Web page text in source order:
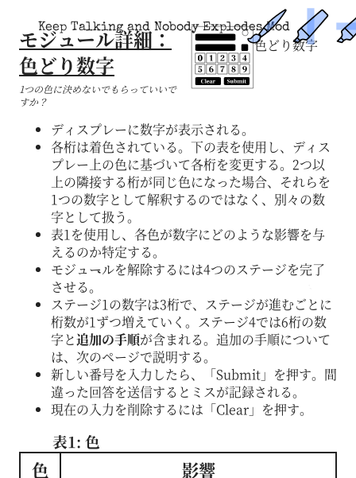
Keep Talking and Nobody Explodes Mod
色どり数字
モジュール詳細：
色どり数字
1つの色に決めないでもらっていいで
すか？
ディスプレーに数字が表示される。
各桁は着色されている。下の表を使用し、ディス
プレー上の色に基づいて各桁を変更する。2つ以
上の隣接する桁が同じ色になった場合、それらを
1つの数字として解釈するのではなく、別々の数
字として扱う。
表1を使用し、各色が数字にどのような影響を与
えるのか特定する。
モジュールを解除するには4つのステージを完了
させる。
ステージ1の数字は3桁で、ステージが進むごとに
桁数が1ずつ増えていく。ステージ4では6桁の数
字と追加の手順が含まれる。追加の手順について
は、次のページで説明する。
新しい番号を入力したら、「Submit」を押す。間
違った回答を送信するとミスが記録される。
現在の入力を削除するには「Clear」を押す。
表1: 色
色 影響